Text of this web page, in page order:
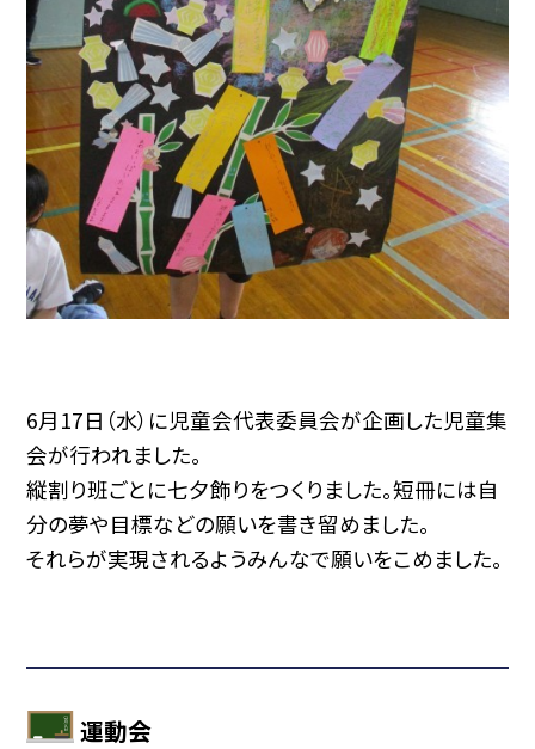
6月17日（水）に児童会代表委員会が企画した児童集
会が行われました。
縦割り班ごとに七夕飾りをつくりました。短冊には自
分の夢や目標などの願いを書き留めました。
それらが実現されるようみんなで願いをこめました。
運動会